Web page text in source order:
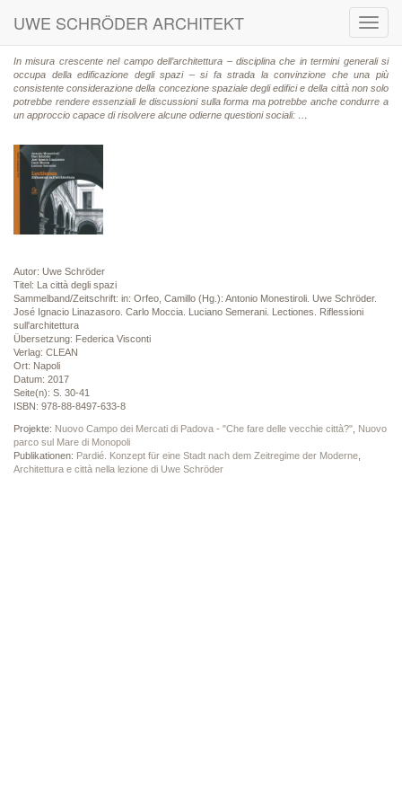
UWE SCHRÖDER ARCHITEKT
In misura crescente nel campo dell’architettura – disciplina che in termini generali si
occupa della edificazione degli spazi – si fa strada la convinzione che una più
consistente considerazione della concezione spaziale degli edifici e della città non solo
potrebbe rendere essenziali le discussioni sulla forma ma potrebbe anche condurre a
un approccio capace di risolvere alcune odierne questioni sociali: …
Autor: Uwe Schröder
Titel: La città degli spazi
Sammelband/Zeitschrift: in: Orfeo, Camillo (Hg.): Antonio Monestiroli. Uwe Schröder.
José Ignacio Linazasoro. Carlo Moccia. Luciano Semerani. Lectiones. Riflessioni
sull'architettura
Übersetzung: Federica Visconti
Verlag: CLEAN
Ort: Napoli
Datum: 2017
Seite(n): S. 30-41
ISBN: 978-88-8497-633-8
Projekte: Nuovo Campo dei Mercati di Padova - "Che fare delle vecchie città?" Nuovo
parco sul Mare di Monopoli
Publikationen: Pardié. Konzept für eine Stadt nach dem Zeitregime der Moderne
Architettura e città nella lezione di Uwe Schröder